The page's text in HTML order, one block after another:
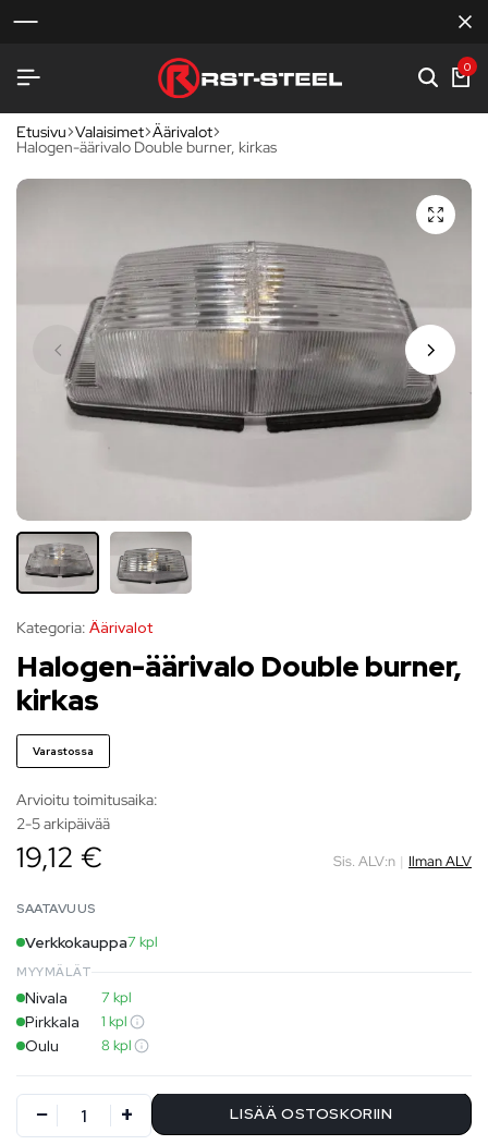
0
Etusivu Valaisimet Äärivalot
Halogen-äärivalo Double burner, kirkas
Kategoria: Äärivalot
Halogen-äärivalo Double burner,
kirkas
Varastossa
Arvioitu toimitusaika:
2-5 arkipäivää
19,12 € Sis. ALV:n | Ilman ALV
SAATAVUUS
Verkkokauppa7 kpl
MYYMÄLÄT
Nivala 7 kpl
Pirkkala 1 kpl
Oulu 8 kpl
LISÄÄ OSTOSKORIIN